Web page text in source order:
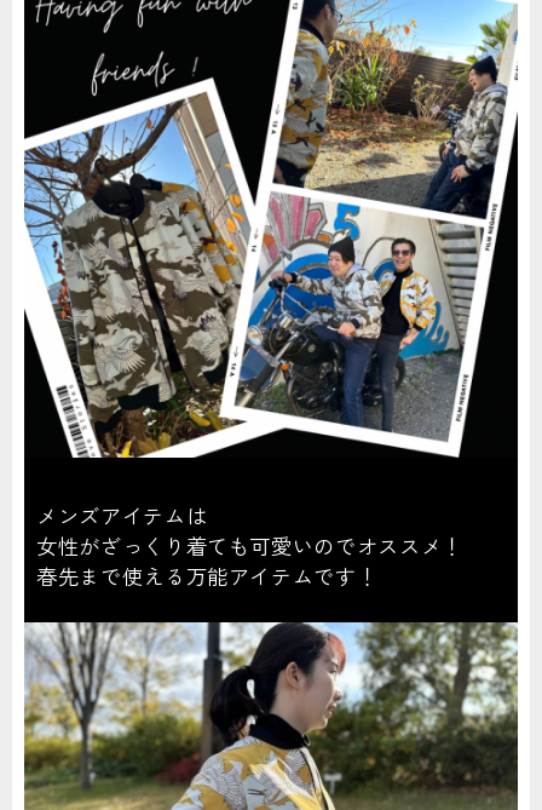
メンズアイテムは
女性がざっくり着ても可愛いのでオススメ！
春先まで使える万能アイテムです！